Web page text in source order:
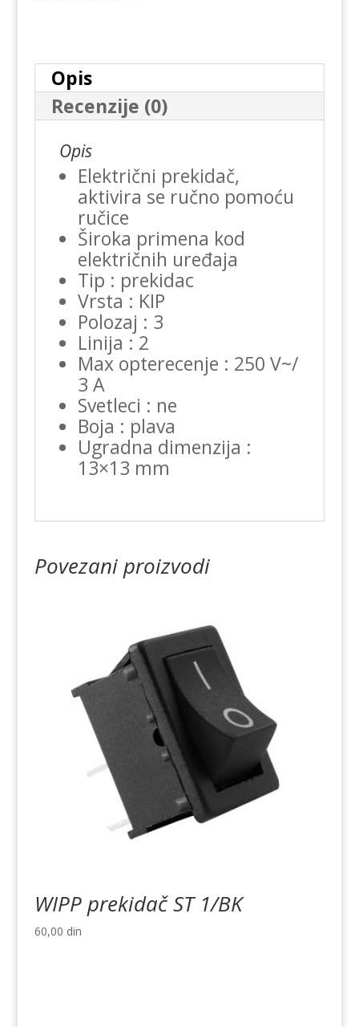
Opis
Recenzije (0)
Opis
Električni prekidač,
aktivira se ručno pomoću
ručice
Široka primena kod
električnih uređaja
Tip : prekidac
Vrsta : KIP
Polozaj : 3
Linija : 2
Max opterecenje : 250 V~/
3 A
Svetleci : ne
Boja : plava
Ugradna dimenzija :
13×13 mm
Povezani proizvodi
WIPP prekidač ST 1/BK
60,00 din